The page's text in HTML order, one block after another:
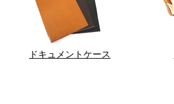
ドキュメントケース